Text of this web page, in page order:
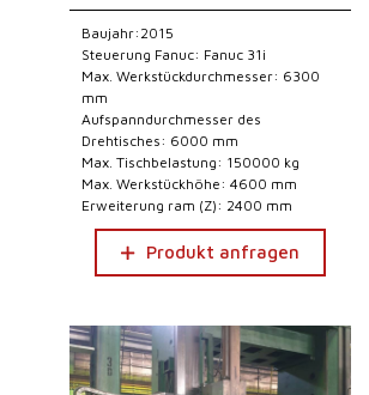
Baujahr:2015
Steuerung Fanuc: Fanuc 31i
Max. Werkstückdurchmesser: 6300
mm
Aufspanndurchmesser des
Drehtisches: 6000 mm
Max. Tischbelastung: 150000 kg
Max. Werkstückhöhe: 4600 mm
Erweiterung ram (Z): 2400 mm
Produkt anfragen